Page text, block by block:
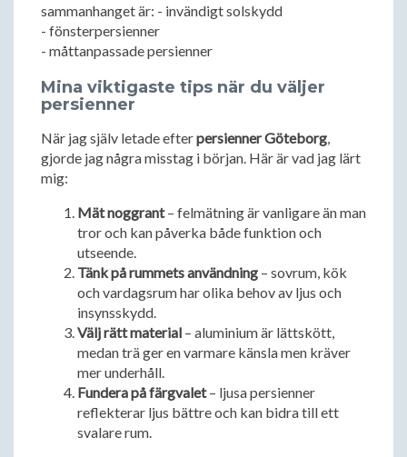
sammanhanget är: - invändigt solskydd
- fönsterpersienner
- måttanpassade persienner
Mina viktigaste tips när du väljer
persienner
När jag själv letade efterpersienner Göteborg,
gjorde jag några misstag i början. Här är vad jag lärt
mig:
Mät noggrant– felmätning är vanligare än man
tror och kan påverka både funktion och
utseende.
Tänk på rummets användning – sovrum, kök
och vardagsrum har olika behov av ljus och
insynsskydd.
Välj rätt material – aluminium är lättskött,
medan trä ger en varmare känsla men kräver
mer underhåll.
Fundera på färgvalet– ljusa persienner
reflekterar ljus bättre och kan bidra till ett
svalare rum.